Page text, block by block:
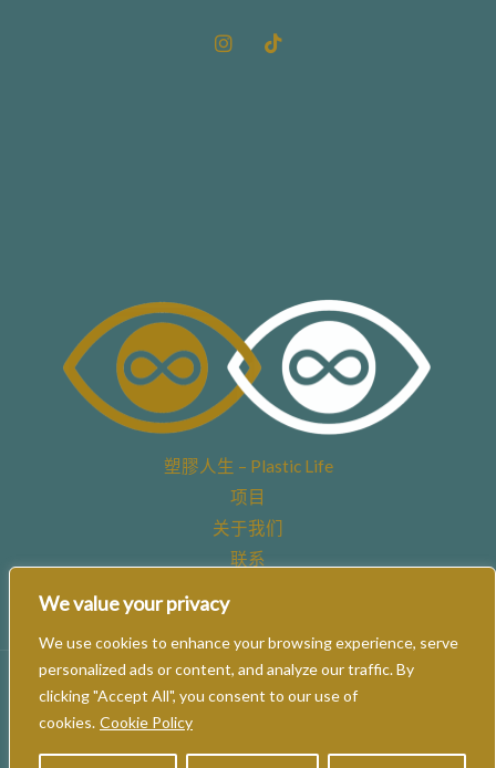
We value your privacy
We use cookies to enhance your browsing experience, serve
personalized ads or content, and analyze our traffic. By
clicking "Accept All", you consent to our use of
cookies. Cookie Policy
I
n
T
i
塑膠人生 – Plastic Life
项目
关于我们
联系
Powered by Revontulet - Barbara Vigolo © All the rights are reserved.
Reproduction is prohibited. Read our